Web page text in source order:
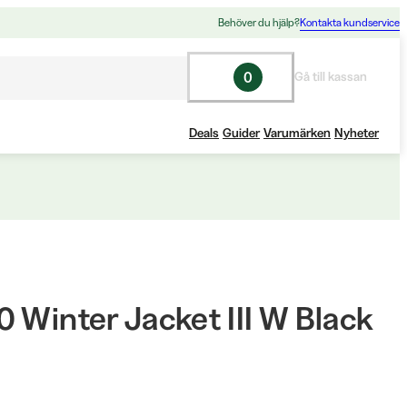
Behöver du hjälp?Kontakta kundservice
0 Gå till kassan
Deals Guider Varumärken Nyheter
Winter Jacket III W Black